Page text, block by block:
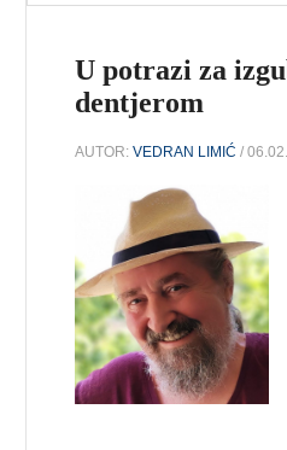
U potrazi za
dentjerom
AUTOR:VEDRAN LIMIĆ /